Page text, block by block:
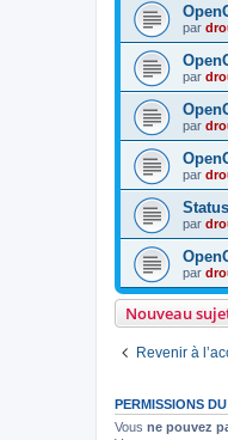
par
par
par
par
par
par
Nouveau
Revenir à
PERMISSIONS
Vous ne pouvez